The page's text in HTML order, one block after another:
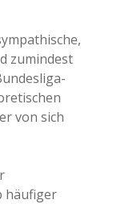
zumindest
von sich
häufiger